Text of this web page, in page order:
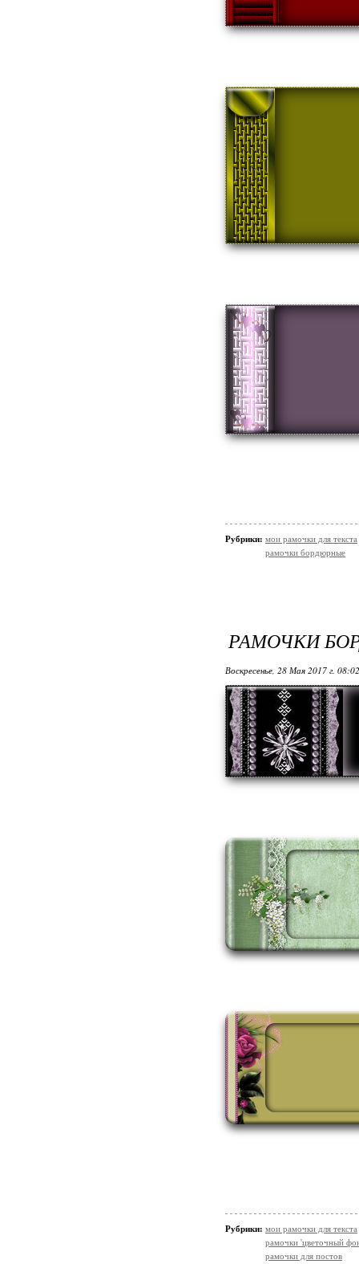
Рубрики: мои рамочки для текста
рамочки бордюрные
РАМОЧКИ
Воскресенье, 28 Мая 2017 г.
Рубрики: мои рамочки для текста
рамочки 'цветочный
рамочки для постов